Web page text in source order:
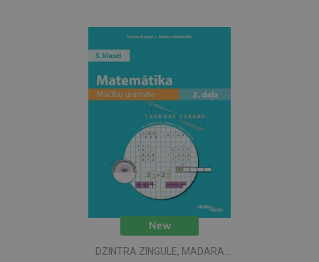
New
DZINTRA ZINGULE, MADARA